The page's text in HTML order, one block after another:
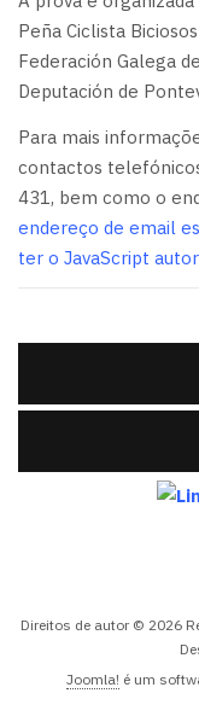
Peña Ciclista
Federación Galega
Deputación de
Para mais
contactos
431, bem como o
endereço de email
ter o JavaScript
Direitos de autor © 2026
Joomla! é um